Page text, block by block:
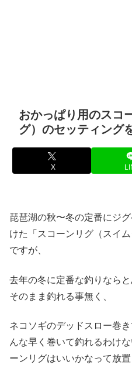
おかっぱり用のスコ
グ）のセッティング
X
琵琶湖の秋〜冬の定番にジ
けた「スコーンリグ（スイ
ですが、
去年の冬に定番な釣りなら
そのまま釣れる事無く、
ネコソギのデッドスロー巻
んな早く巻いて釣れるわけ
ーンリグはいいかなって放